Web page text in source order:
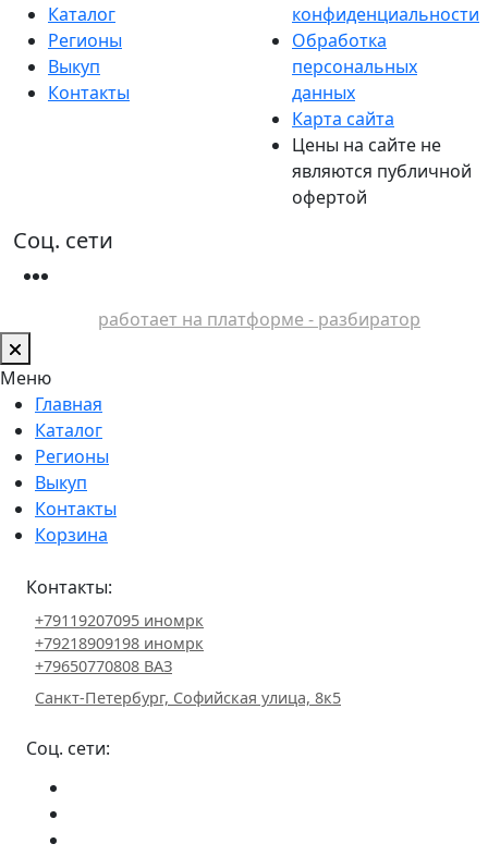
Каталог
Регионы
Выкуп
Контакты
конфиденциальности
Обработка
персональных
данных
Карта сайта
Цены на сайте не
являются публичной
офертой
Соц. сети
работает на платформе - разбиратор
Меню
Главная
Каталог
Регионы
Выкуп
Контакты
Корзина
Контакты:
+79119207095 иномрк
+79218909198 иномрк
+79650770808 ВАЗ
Санкт-Петербург, Софийская улица, 8к5
Соц. сети: